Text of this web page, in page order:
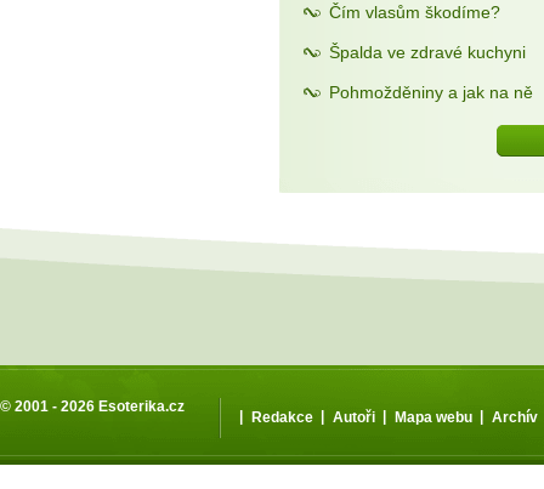
Čím vlasům škodíme?
Špalda ve zdravé kuchyni
Pohmožděniny a jak na ně
© 2001 - 2026 Esoterika.cz
| Redakce | Autoři | Mapa webu | Archív